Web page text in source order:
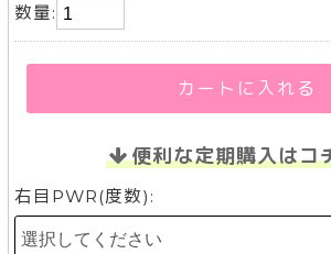
数量:
カートに入れる
便利な定期購入はコ
右目PWR(度数):